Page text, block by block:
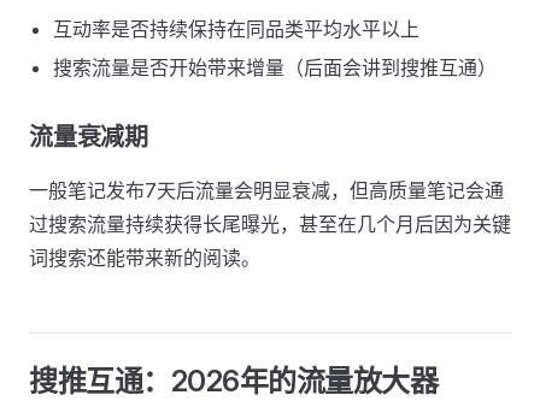
互动率是否持续保持在同品类平均水平以上
搜索流量是否开始带来增量（后面会讲到搜推互通）
流量衰减期
一般笔记发布7天后流量会明显衰减，但高质量笔记会通
过搜索流量持续获得长尾曝光，甚至在几个月后因为关键
词搜索还能带来新的阅读。
搜推互通：2026年的流量放大器